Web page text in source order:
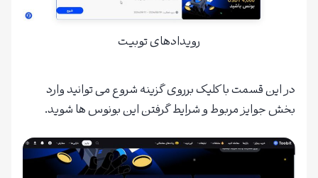
رویدادهای توبیت
در این قسمت با کلیک برروی گزینه شروع می توانید وارد
بخش جوایز مربوط و شرایط گرفتن این بونوس ها شوید.